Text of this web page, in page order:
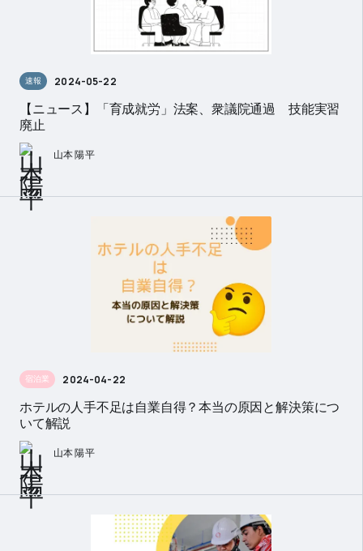
速報 2024-05-22
【ニュース】「育成就労」法案、衆議院通過 技能実習
廃止
山本 陽平
宿泊業 2024-04-22
ホテルの人手不足は自業自得？本当の原因と解決策につ
いて解説
山本 陽平